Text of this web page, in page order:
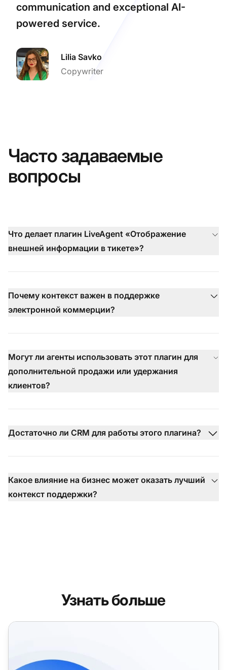
communication and exceptional AI-
powered service.
Lilia Savko
Copywriter
Часто задаваемые
вопросы
Что делает плагин LiveAgent «Отображение
внешней информации в тикете»?
Почему контекст важен в поддержке
электронной коммерции?
Могут ли агенты использовать этот плагин для
дополнительной продажи или удержания
клиентов?
Достаточно ли CRM для работы этого плагина?
Какое влияние на бизнес может оказать лучший
контекст поддержки?
Узнать больше
Функции CRM для поддержки клиентов